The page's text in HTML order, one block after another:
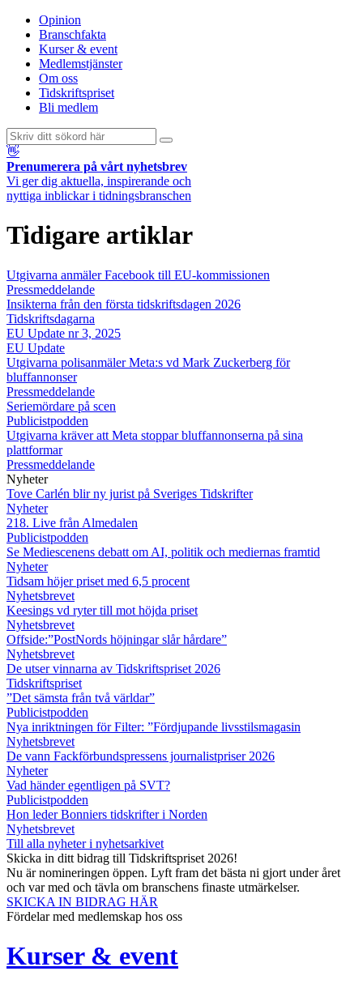
Opinion
Branschfakta
Kurser & event
Medlemstjänster
Om oss
Tidskriftspriset
Bli medlem
👋
Prenumerera på vårt nyhetsbrev
Vi ger dig aktuella, inspirerande och
nyttiga inblickar i tidningsbranschen
Tidigare artiklar
Utgivarna anmäler Facebook till EU-kommissionen
Pressmeddelande
Insikterna från den första tidskriftsdagen 2026
Tidskriftsdagarna
E​U Update nr 3, 2025
EU Update
Utgivarna polisanmäler Meta:s vd Mark Zuckerberg för
bluffannonser
Pressmeddelande
Seriemördare på scen
Publicistpodden
Utgivarna kräver att Meta stoppar bluffannonserna på sina
plattformar
Pressmeddelande
Nyheter
Tove Carlén blir ny jurist på Sveriges Tidskrifter
Nyheter
218. Live från Almedalen
Publicistpodden
Se Mediescenens debatt om AI, politik och mediernas framtid
Nyheter
Tidsam höjer priset med 6,5 procent
Nyhetsbrevet
Keesings vd ryter till mot höjda priset
Nyhetsbrevet
Offside:”PostNords höjningar slår hårdare”
Nyhetsbrevet
De utser vinnarna av Tidskriftspriset 2026
Tidskriftspriset
”Det sämsta från två världar”
Publicistpodden
Nya inriktningen för Filter: ”Fördjupande livsstilsmagasin
Nyhetsbrevet
De vann Fackförbundspressens journalistpriser 2026
Nyheter
Vad händer egentligen på SVT?
Publicistpodden
Hon leder Bonniers tidskrifter i Norden
Nyhetsbrevet
Till alla nyheter i nyhetsarkivet
Skicka in ditt bidrag till Tidskriftspriset 2026!
Nu är nomineringen öppen. Lyft fram det bästa ni gjort under året
och var med och tävla om branschens finaste utmärkelser.
SKICKA IN BIDRAG HÄR
Fördelar med medlemskap hos oss
Kurser & event